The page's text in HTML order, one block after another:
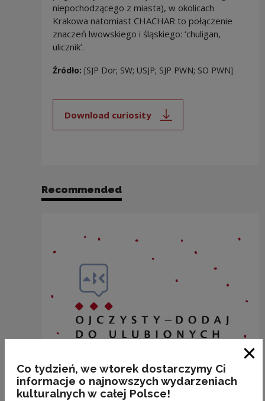
niepochodzącego z miasta), w okolicach
Krakowa natomiast CHACHAR to połączenie
znaczeń lwowskiego i śląskiego: ‘chuligan,
ulicznik’.
Źródło: [SJP Dor; SW; USJP; SJP PWN; SO PWN]
Download curiosity
Note, the link will open in a new
Recommended
Co tydzień, we wtorek dostarczymy Ci
informacje o najnowszych wydarzeniach
kulturalnych w całej Polsce!